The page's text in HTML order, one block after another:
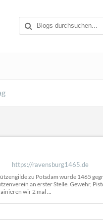
https://ravensburg1465.de
zu Potsdam wurde 1465
an erster Stelle. Gewehr,
wir 2 mal ...